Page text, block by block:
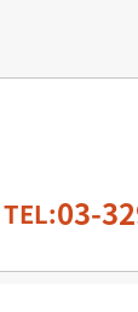
TEL:03-